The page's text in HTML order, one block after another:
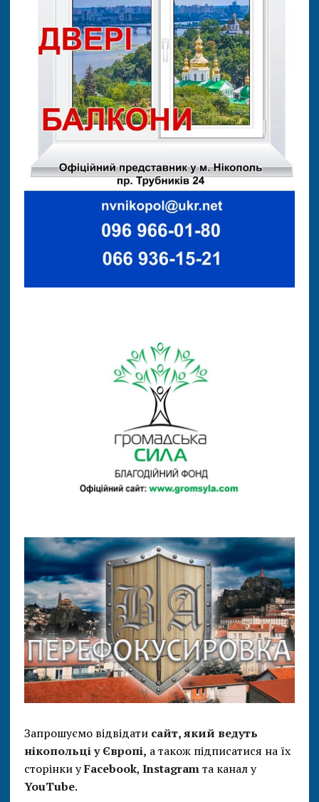
Запрошуємо відвідати сайт, який ведуть
нікопольці у Європі, а також підписатися на їх
сторінки уFacebook, Instagramта канал у
YouTube.